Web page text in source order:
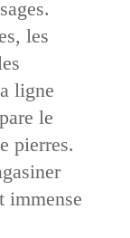
les
ligne
le
pierres.
immense